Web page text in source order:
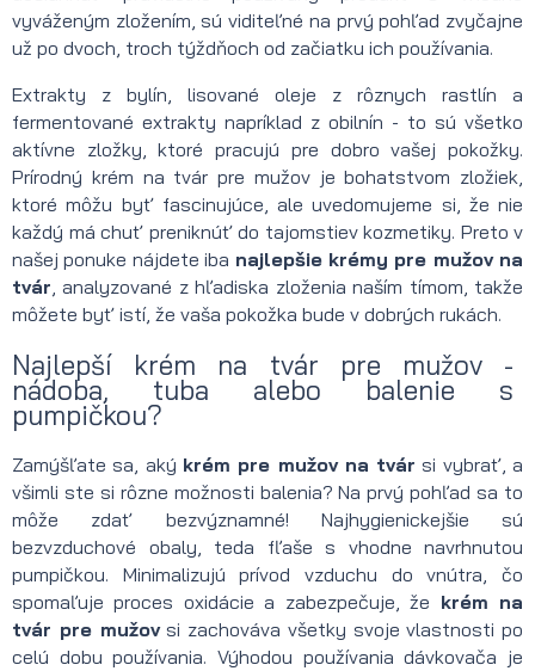
vyváženým zložením, sú viditeľné na prvý pohľad zvyčajne
už po dvoch, troch týždňoch od začiatku ich používania.
Extrakty z bylín, lisované oleje z rôznych rastlín a
fermentované extrakty napríklad z obilnín - to sú všetko
aktívne zložky, ktoré pracujú pre dobro vašej pokožky.
Prírodný krém na tvár pre mužov je bohatstvom zložiek,
ktoré môžu byť fascinujúce, ale uvedomujeme si, že nie
každý má chuť preniknúť do tajomstiev kozmetiky. Preto v
našej ponuke nájdete iba najlepšie krémy pre mužov na
tvár, analyzované z hľadiska zloženia naším tímom, takže
môžete byť istí, že vaša pokožka bude v dobrých rukách.
Najlepší krém na tvár pre mužov -
nádoba, tuba alebo balenie s
pumpičkou?
Zamýšľate sa, aký krém pre mužov na tvár si vybrať, a
všimli ste si rôzne možnosti balenia? Na prvý pohľad sa to
môže zdať bezvýznamné! Najhygienickejšie sú
bezvzduchové obaly, teda fľaše s vhodne navrhnutou
pumpičkou. Minimalizujú prívod vzduchu do vnútra, čo
spomaľuje proces oxidácie a zabezpečuje, že krém na
tvár pre mužovsi zachováva všetky svoje vlastnosti po
celú dobu používania. Výhodou používania dávkovača je